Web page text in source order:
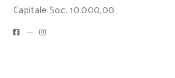
Capitale Soc. 10.000,00